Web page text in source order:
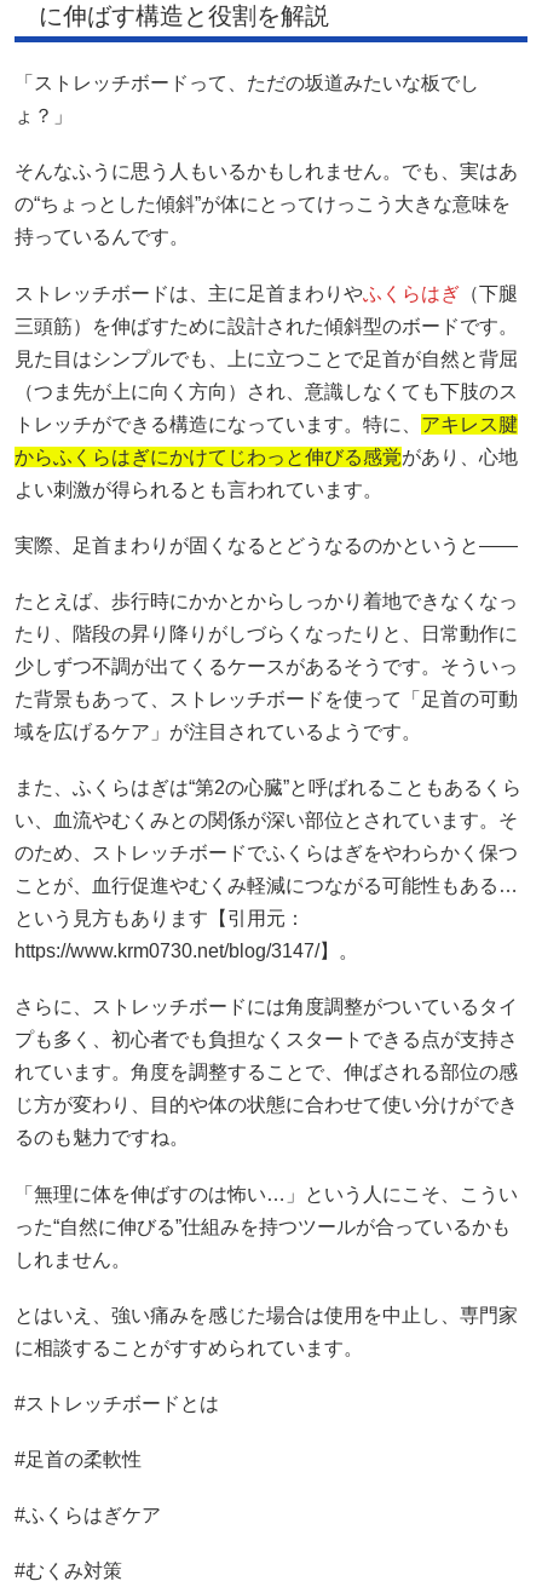
に伸ばす構造と役割を解説
「ストレッチボードって、ただの坂道みたいな板でし
ょ？」
そんなふうに思う人もいるかもしれません。でも、実はあ
の“ちょっとした傾斜”が体にとってけっこう大きな意味を
持っているんです。
ストレッチボードは、主に足首まわりやふくらはぎ （下腿
三頭筋）を伸ばすために設計された傾斜型のボードです。
見た目はシンプルでも、上に立つことで足首が自然と背屈
（つま先が上に向く方向）され、意識しなくても下肢のス
トレッチができる構造になっています。特に、 アキレス腱
からふくらはぎにかけてじわっと伸びる感覚があり、心地
よい刺激が得られるとも言われています。
実際、足首まわりが固くなるとどうなるのかというと――
たとえば、歩行時にかかとからしっかり着地できなくなっ
たり、階段の昇り降りがしづらくなったりと、日常動作に
少しずつ不調が出てくるケースがあるそうです。そういっ
た背景もあって、ストレッチボードを使って「足首の可動
域を広げるケア」が注目されているようです。
また、ふくらはぎは“第2の心臓”と呼ばれることもあるくら
い、血流やむくみとの関係が深い部位とされています。そ
のため、ストレッチボードでふくらはぎをやわらかく保つ
ことが、血行促進やむくみ軽減につながる可能性もある…
という見方もあります【引用元：
https://www.krm0730.net/blog/3147/】。
さらに、ストレッチボードには角度調整がついているタイ
プも多く、初心者でも負担なくスタートできる点が支持さ
れています。角度を調整することで、伸ばされる部位の感
じ方が変わり、目的や体の状態に合わせて使い分けができ
るのも魅力ですね。
「無理に体を伸ばすのは怖い…」という人にこそ、こうい
った“自然に伸びる”仕組みを持つツールが合っているかも
しれません。
とはいえ、強い痛みを感じた場合は使用を中止し、専門家
に相談することがすすめられています。
#ストレッチボードとは
#足首の柔軟性
#ふくらはぎケア
#むくみ対策